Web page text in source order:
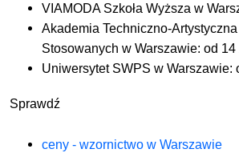
VIAMODA Szkoła Wyższa w
Akademia Techniczno-
Stosowanych w Warszawie: od 14
Uniwersytet SWPS w Warszawie:
Sprawdź
ceny - wzornictwo w Warszawie